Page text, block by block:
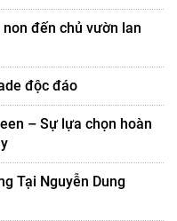
đến chủ vườn lan
độc đáo
– Sự lựa chọn hoàn
Tại Nguyễn Dung